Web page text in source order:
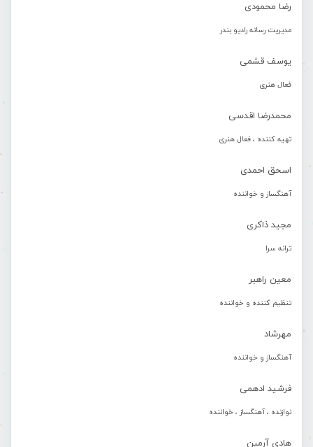
رضا محمودی
مدیریت رسانه رادیو بندر
یوسف قشمی
فعال هنری
محمدرضا اقدسی
تهیه کننده ، فعال هنری
اسحق احمدی
آهنگساز و خواننده
مجید ذاکری
ترانه سرا
معین راهبر
تنظیم کننده و خواننده
مهرشاد
آهنگساز و خواننده
فرشید ادهمی
نوازنده ، آهنگساز ، خواننده
هادی آرمین